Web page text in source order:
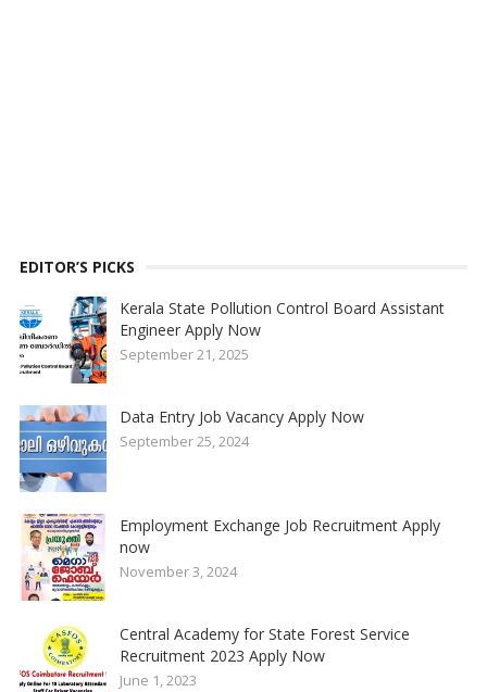
EDITOR’S PICKS
Kerala State Pollution Control Board Assistant
Engineer Apply Now
September 21, 2025
Data Entry Job Vacancy Apply Now
September 25, 2024
Employment Exchange Job Recruitment Apply
now
November 3, 2024
Central Academy for State Forest Service
Recruitment 2023 Apply Now
June 1, 2023